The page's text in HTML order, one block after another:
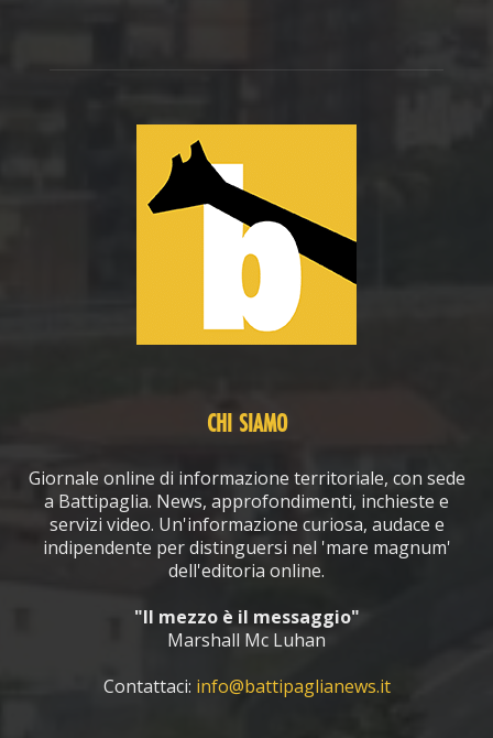
CHI SIAMO
Giornale online di informazione territoriale, con sede
a Battipaglia. News, approfondimenti, inchieste e
servizi video. Un'informazione curiosa, audace e
indipendente per distinguersi nel 'mare magnum'
dell'editoria online.
"Il mezzo è il messaggio"
Marshall Mc Luhan
Contattaci: info@battipaglianews.it